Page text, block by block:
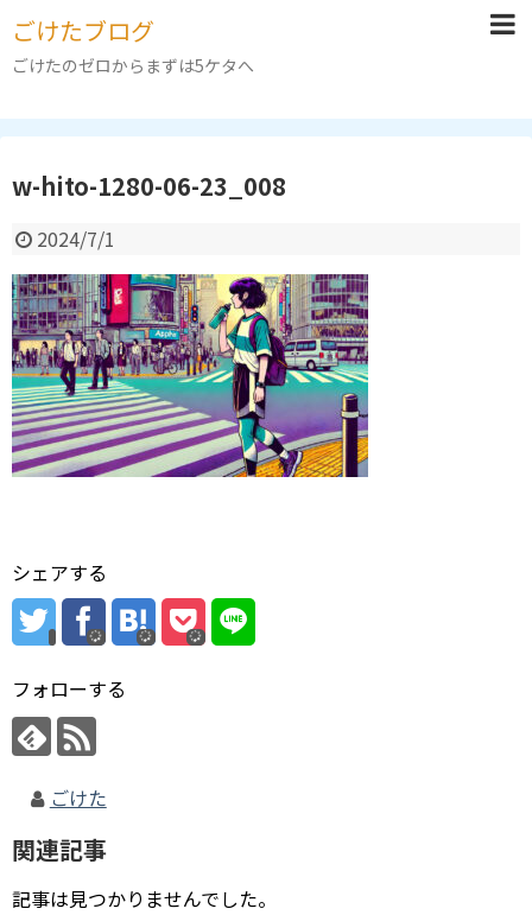
ごけたブログ
ごけたのゼロからまずは5ケタへ
w-hito-1280-06-23_008
2024/7/1
シェアする
フォローする
ごけた
関連記事
記事は見つかりませんでした。